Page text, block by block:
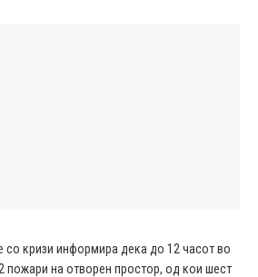
со кризи информира дека до 12 часот во
пожари на отворен простор, од кои шест